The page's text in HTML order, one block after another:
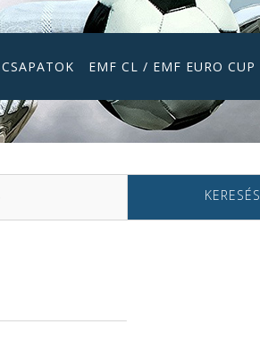
CSAPATOK EMF CL / EMF EURO CUP
KERESÉS